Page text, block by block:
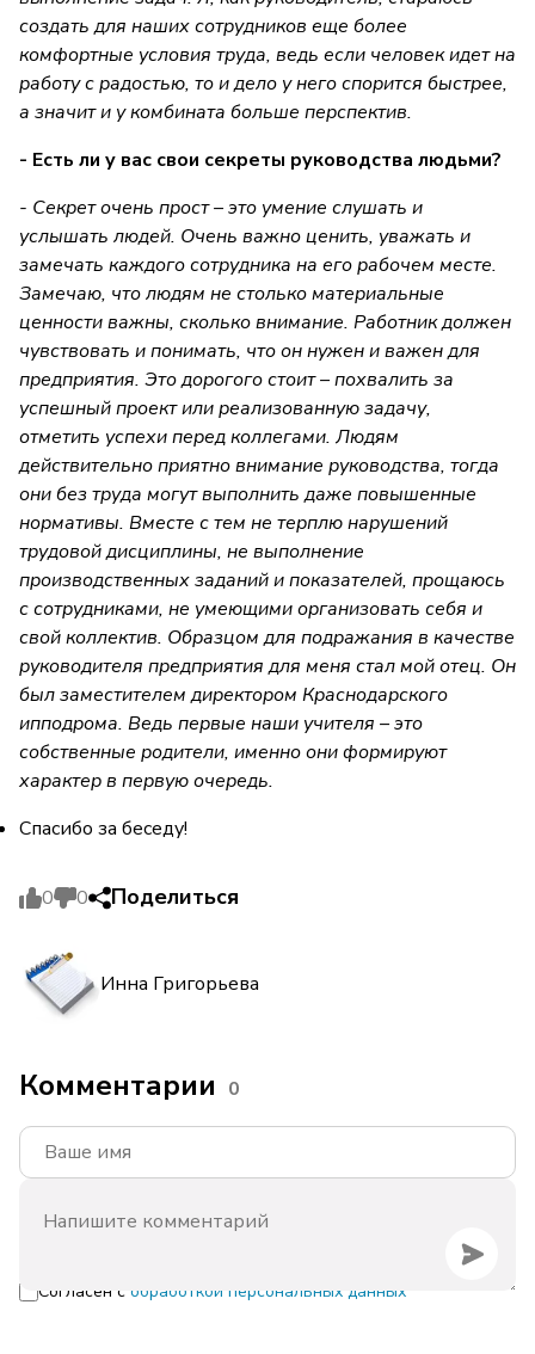
создать для наших сотрудников еще более
комфортные условия труда, ведь если человек идет на
работу с радостью, то и дело у него спорится быстрее,
а значит и у комбината больше перспектив.
- Есть ли у вас свои секреты руководства людьми?
- Секрет очень прост – это умение слушать и
услышать людей. Очень важно ценить, уважать и
замечать каждого сотрудника на его рабочем месте.
Замечаю, что людям не столько материальные
ценности важны, сколько внимание. Работник должен
чувствовать и понимать, что он нужен и важен для
предприятия. Это дорогого стоит – похвалить за
успешный проект или реализованную задачу,
отметить успехи перед коллегами. Людям
действительно приятно внимание руководства, тогда
они без труда могут выполнить даже повышенные
нормативы. Вместе с тем не терплю нарушений
трудовой дисциплины, не выполнение
производственных заданий и показателей, прощаюсь
с сотрудниками, не умеющими организовать себя и
свой коллектив. Образцом для подражания в качестве
руководителя предприятия для меня стал мой отец. Он
был заместителем директором Краснодарского
ипподрома. Ведь первые наши учителя – это
собственные родители, именно они формируют
характер в первую очередь.
Спасибо за беседу!
0 0 Поделиться
Инна Григорьева
Комментарии 0
Согласен с обработкой персональных данных